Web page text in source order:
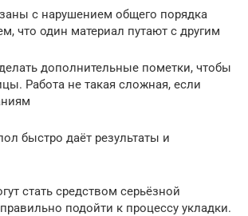
с нарушением общего порядка
что один материал путают с другим
дополнительные пометки, чтобы
Работа не такая сложная, если
быстро даёт результаты и
стать средством серьёзной
подойти к процессу укладки.